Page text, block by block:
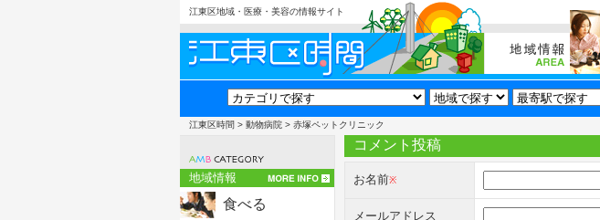
江東区地域・医療・美容の情報サイト
江東区時間 > 動物病院 > 赤塚ペットクリニック
地域情報
食べる
コメント投稿
お名前※
メールアドレス